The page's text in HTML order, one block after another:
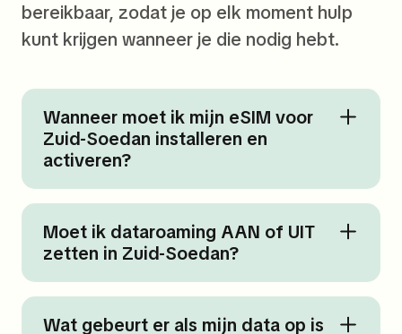
bereikbaar, zodat je op elk moment hulp
kunt krijgen wanneer je die nodig hebt.
Wanneer moet ik mijn eSIM voor
Zuid-Soedan installeren en
activeren?
Moet ik dataroaming AAN of UIT
zetten in Zuid-Soedan?
Wat gebeurt er als mijn data op is